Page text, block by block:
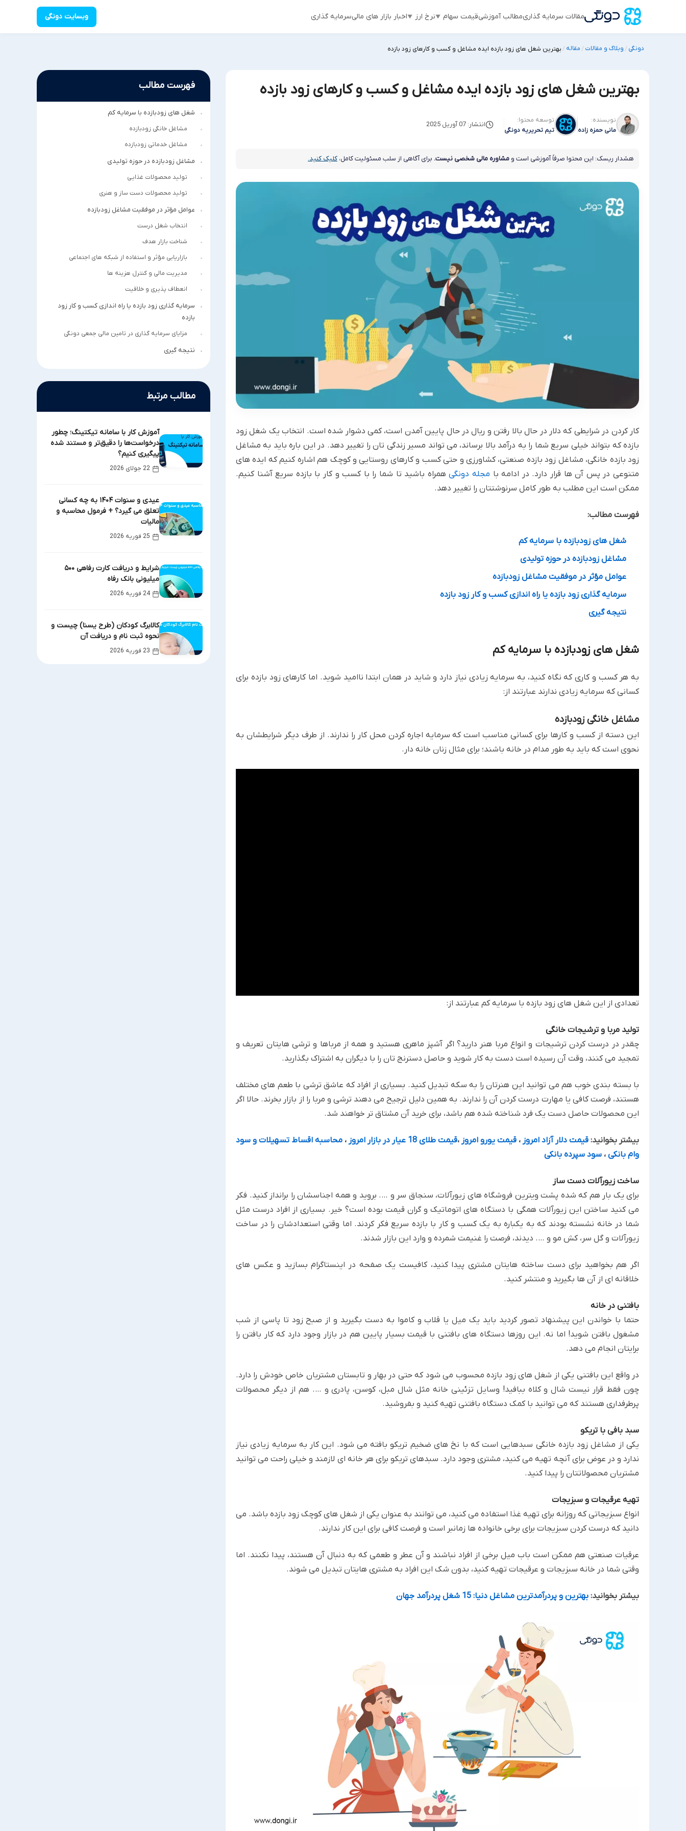
مقالات سرمایه گذاریمطالب آموزشیقیمت سهام نرخ ارز اخبار بازار های مالیسرمایه گذاری وبسایت دونگی
دونگی /وبلاگ و مقالات /مقاله /بهترین شغل های زود بازده ایده مشاغل و کسب و کارهای زود بازده
بهترین شغل های زود بازده ایده مشاغل و کسب و کارهای زود بازده
نویسنده:
مانی حمزه زاده
توسعه محتوا:
تیم تحریریه دونگی
انتشار: 07 آوریل 2025
هشدار ریسک: این محتوا صرفاً آموزشی است و مشاوره مالی شخصی نیست. برای آگاهی از سلب مسئولیت کامل، کلیک کنید.
کار کردن در شرایطی که دلار در حال بالا رفتن و ریال در حال پایین آمدن است، کمی دشوار شده است. انتخاب یک شغل ‏زود
بازده که بتواند خیلی سریع شما را به درآمد بالا برساند، می تواند مسیر زندگی تان را تغییر دهد. در این باره باید به مشاغل
‏زود بازده خانگی، مشاغل زود بازده صنعتی، کشاورزی و حتی کسب و کارهای روستایی و کوچک هم اشاره کنیم که ایده های
‏متنوعی در پس آن ها قرار دارد. در ادامه با مجله دونگیهمراه باشید تا شما را با کسب و کار با بازده سریع آشنا کنیم.
ممکن ‏است این مطلب به طور کامل سرنوشتتان را تغییر دهد. ‏
فهرست مطالب:
شغل های زودبازده با سرمایه کم
مشاغل زودبازده در حوزه تولیدی
عوامل مؤثر در موفقیت مشاغل زودبازده
سرمایه گذاری زود بازده یا راه اندازی کسب و کار زود بازده ‏
نتیجه گیری
شغل های زودبازده با سرمایه کم
به هر کسب و کاری که نگاه کنید، به سرمایه زیادی نیاز دارد و شاید در همان ابتدا ناامید شوید. اما کارهای زود بازده برای
‏کسانی که سرمایه زیادی ندارند عبارتند از:‏
مشاغل خانگی زودبازده
این دسته از کسب و کارها برای کسانی مناسب است که سرمایه اجاره کردن محل کار را ندارند. از طرف دیگر شرایطشان به
‏نحوی است که باید به طور مدام در خانه باشند؛ برای مثال زنان خانه دار. ‏
تعدادی از این شغل های زود بازده با سرمایه کم ‏عبارتند از:‏
تولید مربا و ترشیجات خانگی
چقدر در درست کردن ترشیجات و انواع مربا هنر دارید؟ اگر آشپز ماهری هستید و همه از مرباها و ترشی هایتان تعریف و
‏تمجید می کنند، وقت آن رسیده است دست به کار شوید و حاصل دسترنج تان را با دیگران به اشتراک بگذارید. ‏
با بسته بندی خوب هم می توانید این هنرتان را به سکه تبدیل کنید. بسیاری از افراد که عاشق ترشی با طعم های مختلف
‏هستند، فرصت کافی یا مهارت درست کردن آن را ندارند. به همین دلیل ترجیح می دهند ترشی و مربا را از بازار بخرند. حالا ‏اگر
این محصولات حاصل دست یک فرد شناخته شده هم باشد، برای خرید آن مشتاق تر خواهند شد. ‏
بیشتر بخوانید: قیمت دلار آزاد امروز ، قیمت یورو امروز ،قیمت طلای 18 عیار در بازار امروز ، محاسبه اقساط تسهیلات و سود
وام بانکی ، سود سپرده بانکی
ساخت زیورآلات دست ساز
برای یک بار هم که شده پشت ویترین فروشگاه های زیورآلات، سنجاق سر و …. بروید و همه اجناسشان را برانداز کنید. فکر
‏می کنید ساختن این زیورآلات همگی با دستگاه های اتوماتیک و گران قیمت بوده است؟ خیر. بسیاری از افراد درست مثل
شما ‏در خانه نشسته بودند که به یکباره به یک کسب و کار با بازده سریع ‏فکر کردند. اما وقتی استعدادشان را در ساخت
زیورآلات و ‏گل سر، کش مو و …. دیدند، فرصت را غنیمت شمرده و وارد این بازار شدند.‏
اگر هم بخواهید برای دست ساخته هایتان مشتری پیدا کنید، کافیست یک صفحه در اینستاگرام بسازید و عکس های
خلاقانه ای ‏از آن ها بگیرید و منتشر کنید. ‏
بافتنی در خانه
حتما با خواندن این پیشنهاد تصور کردید باید یک میل یا قلاب و کاموا به دست بگیرید و از صبح زود تا پاسی از شب
مشغول ‏بافتن شوید! اما نه. این روزها دستگاه های بافتنی با قیمت بسیار پایین هم در بازار وجود دارد که کار بافتن را
برایتان انجام ‏می دهد.‏
در واقع این بافتنی یکی از شغل های زود بازده ‏محسوب می شود که حتی در بهار و تابستان مشتریان خاص خودش را دارد.
‏چون فقط قرار نیست شال و کلاه ببافید! وسایل تزئینی خانه مثل شال مبل، کوسن، پادری و …. هم از دیگر محصولات
‏پرطرفداری هستند که می توانید با کمک دستگاه بافتنی تهیه کنید و بفروشید.‏
سبد بافی با تریکو
یکی از مشاغل زود بازده خانگی ‏سبدهایی است که با نخ های ضخیم تریکو بافته می شود. این کار به سرمایه زیادی نیاز
ندارد و ‏در عوض برای آنچه تهیه می کنید، مشتری وجود دارد. سبدهای تریکو برای هر خانه ای لازمند و خیلی راحت می توانید
‏مشتریان محصولاتتان را پیدا کنید.‏
تهیه عرقیجات و سبزیجات
انواع سبزیجاتی که روزانه برای تهیه غذا استفاده می کنید، می توانند به عنوان یکی از شغل های کوچک زود بازده باشد. ‏می
دانید که درست کردن سبزیجات برای برخی خانواده ها زمانبر است و فرصت کافی برای این کار ندارند. ‏
عرقیات صنعتی هم ممکن است باب میل برخی از افراد نباشند و آن عطر و طعمی که به دنبال آن هستند، پیدا نکنند. اما
‏وقتی شما در خانه سبزیجات و عرقیجات تهیه کنید، بدون شک این افراد به مشتری هایتان تبدیل می شوند.‏
بیشتر بخوانید: بهترین و پردرآمدترین مشاغل دنیا: 15 شغل پردرآمد جهان
فهرست مطالب
شغل های زودبازده با سرمایه کم
مشاغل خانگی زودبازده
مشاغل خدماتی زودبازده
مشاغل زودبازده در حوزه تولیدی
تولید محصولات غذایی
تولید محصولات دست ساز و هنری
عوامل مؤثر در موفقیت مشاغل زودبازده
انتخاب شغل درست
شناخت بازار هدف
بازاریابی مؤثر و استفاده از شبکه های اجتماعی
مدیریت مالی و کنترل هزینه ها
انعطاف پذیری و خلاقیت
سرمایه گذاری زود بازده یا راه اندازی کسب و کار زود
بازده ‏
مزایای سرمایه گذاری در تامین مالی جمعی دونگی ‏
نتیجه گیری
مطالب مرتبط
آموزش کار با سامانه تیکتینگ؛ چطور
درخواست‌ها را دقیق‌تر و مستند شده
پیگیری کنیم؟
22 جولای 2026
عیدی و سنوات ۱۴۰۴ به چه کسانی
تعلق می گیرد؟ + فرمول محاسبه و
مالیات
25 فوریه 2026
شرایط و دریافت کارت رفاهی ۵۰۰
میلیونی بانک رفاه
24 فوریه 2026
کالابرگ کودکان (طرح یسنا) چیست و
نحوه ثبت نام و دریافت آن
23 فوریه 2026